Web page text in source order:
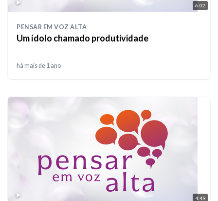
6:02
PENSAR EM VOZ ALTA
Um ídolo chamado produtividade
há mais de 1 ano
4:49